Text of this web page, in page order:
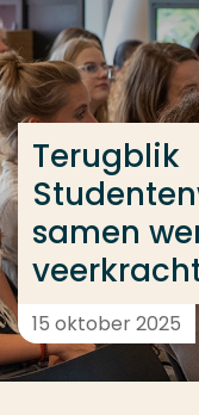
Ga direct naar de
... > Terugblik
Terugblik
samen
15 oktober 2025
Veel gezocht
Opleiding
Contact